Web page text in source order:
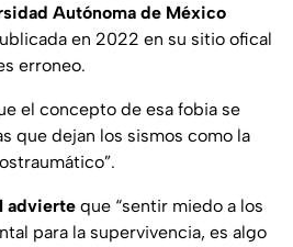
Autónoma de México
en 2022 en su sitio ofical
erroneo.
el concepto de esa fobia se
que dejan los sismos como la
advierte que “sentir miedo a los
para la supervivencia, es algo